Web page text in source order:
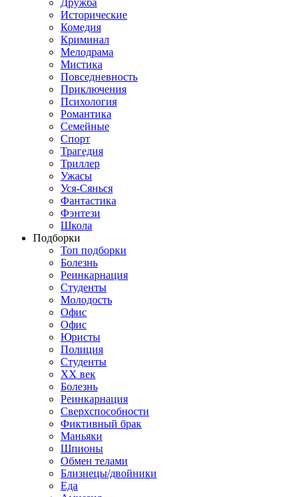
Дружба
Исторические
Комедия
Криминал
Мелодрама
Мистика
Повседневность
Приключения
Психология
Романтика
Семейные
Спорт
Трагедия
Триллер
Ужасы
Уся-Сянься
Фантастика
Фэнтези
Школа
Подборки
Топ подборки
Болезнь
Реинкарнация
Студенты
Молодость
Офис
Офис
Юристы
Полиция
Студенты
ХХ век
Болезнь
Реинкарнация
Сверхспособности
Фиктивный брак
Маньяки
Шпионы
Обмен телами
Близнецы/двойники
Еда